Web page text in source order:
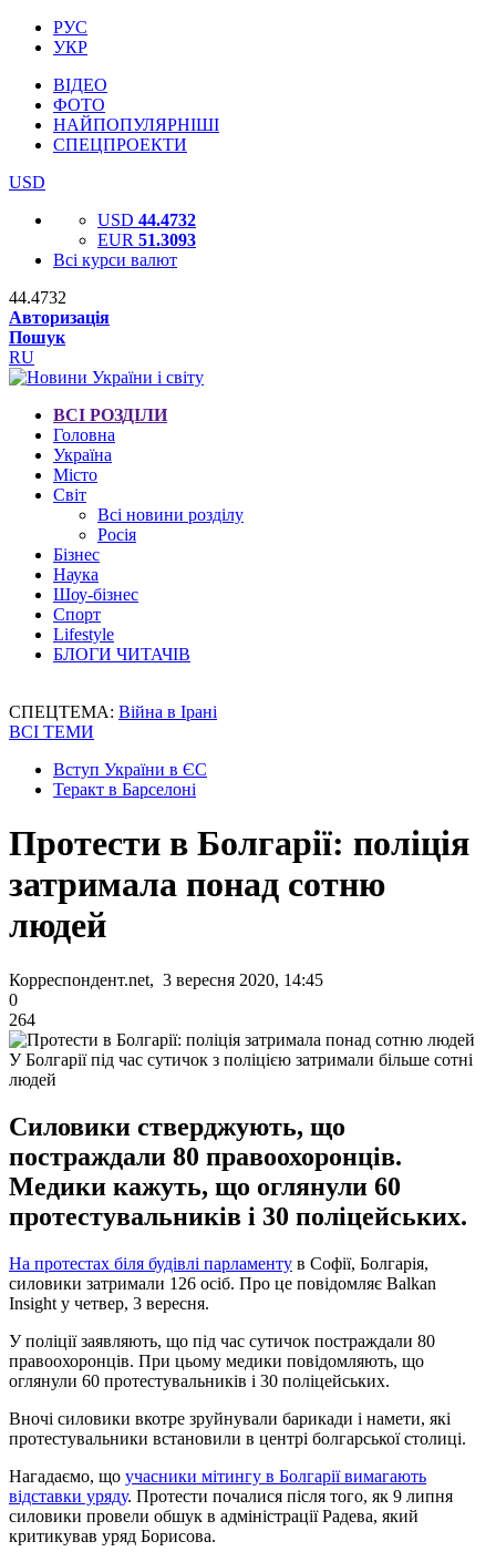
РУС
УКР
ВІДЕО
ФОТО
НАЙПОПУЛЯРНІШІ
СПЕЦПРОЕКТИ
USD
USD 44.4732
EUR 51.3093
Всі курси валют
44.4732
Авторизація
Пошук
RU
ВСІ РОЗДІЛИ
Головна
Україна
Місто
Світ
Всі новини розділу
Росія
Бізнес
Наука
Шоу-бізнес
Спорт
Lifestyle
БЛОГИ ЧИТАЧІВ
СПЕЦТЕМА: Війна в Ірані
ВСІ ТЕМИ
Вступ України в ЄС
Теракт в Барселоні
Протести в Болгарії: поліція
затримала понад сотню
людей
Корреспондент.net, 3 вересня 2020, 14:45
0
264
У Болгарії під час сутичок з поліцією затримали більше сотні
людей
Силовики стверджують, що
постраждали 80 правоохоронців.
Медики кажуть, що оглянули 60
протестувальників і 30 поліцейських.
На протестах біля будівлі парламенту в Софії, Болгарія,
силовики затримали 126 осіб. Про це повідомляє Balkan
Insight у четвер, 3 вересня.
У поліції заявляють, що під час сутичок постраждали 80
правоохоронців. При цьому медики повідомляють, що
оглянули 60 протестувальників і 30 поліцейських.
Вночі силовики вкотре зруйнували барикади і намети, які
протестувальники встановили в центрі болгарської столиці.
Нагадаємо, що учасники мітингу в Болгарії вимагають
відставки уряду. Протести почалися після того, як 9 липня
силовики провели обшук в адміністрації Радева, який
критикував уряд Борисова.